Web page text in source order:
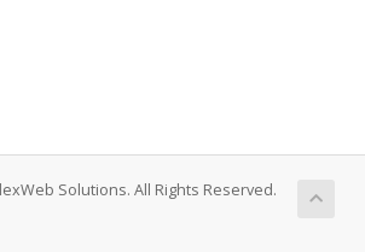
Solutions. All Rights Reserved.